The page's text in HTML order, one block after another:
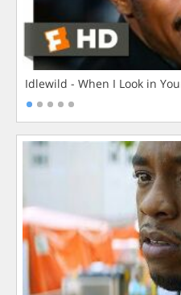
Idlewild - When I Look in